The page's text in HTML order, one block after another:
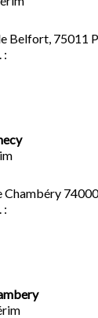
Belfort, 75011
:
Chambéry
: